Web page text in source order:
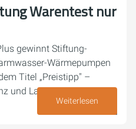
Warentest nur
gewinnt Stiftung-
Wärmepumpen
Titel „Preistipp" –
und Lautstärke.
Weiterlesen